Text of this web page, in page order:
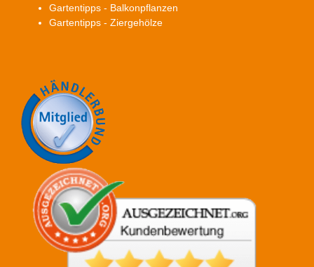
Gartentipps - Balkonpflanzen
Gartentipps - Ziergehölze